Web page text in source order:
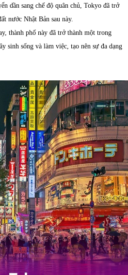
dần sang chế độ quân chủ, Tokyo đã trở
nước Nhật Bản sau này.
thành phố này đã trở thành một trong
sinh sống và làm việc, tạo nên sự đa dạng